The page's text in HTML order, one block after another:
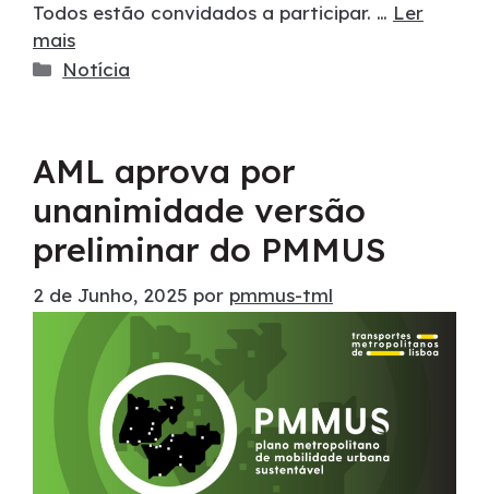
Todos estão convidados a participar. … Ler
mais
Notícia
AML aprova por
unanimidade versão
preliminar do PMMUS
2 de Junho, 2025 por pmmus-tml